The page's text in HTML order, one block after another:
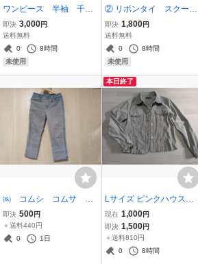
ワンピース 半袖 千鳥
柄 制服 受付 コンパ
ニオン 衣装 新品 タ
グ付き ブラックホワイ
ト 日本製
即決 3,000円
送料無料
0
8時間
未使用
② リボンタイ スクール
タイ 制服 中学生 高
校生 ワンタッチタイ
プ コスプレ
即決 1,800円
送料無料
0
8時間
未使用
㈱ コムシ コムサ サ
イズ40 ジーンズ デニ
ムパンツ
即決 500円
＋送料440円
0
1日
本日終了
Lサイズ ピンクハウス PI
NK HOUSE カーキ ベー
ジュ シャツ ジャケット
コーディロイ フリル
花柄 刺繍
現在 1,000円
即決 1,500円
＋送料810円
0
8時間